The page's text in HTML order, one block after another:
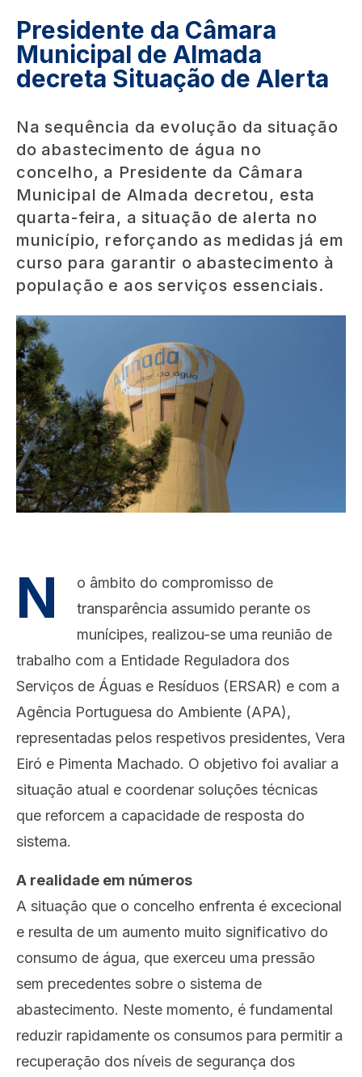
Presidente da Câmara
Municipal de Almada
decreta Situação de Alerta
Na sequência da evolução da situação
do abastecimento de água no
concelho, a Presidente da Câmara
Municipal de Almada decretou, esta
quarta-feira, a situação de alerta no
município, reforçando as medidas já em
curso para garantir o abastecimento à
população e aos serviços essenciais.
Image
N
o âmbito do compromisso de
transparência assumido perante os
munícipes, realizou-se uma reunião de
trabalho com a Entidade Reguladora dos
Serviços de Águas e Resíduos (ERSAR) e com a
Agência Portuguesa do Ambiente (APA),
representadas pelos respetivos presidentes, Vera
Eiró e Pimenta Machado. O objetivo foi avaliar a
situação atual e coordenar soluções técnicas
que reforcem a capacidade de resposta do
sistema.
A realidade em números
A situação que o concelho enfrenta é excecional
e resulta de um aumento muito significativo do
consumo de água, que exerceu uma pressão
sem precedentes sobre o sistema de
abastecimento. Neste momento, é fundamental
reduzir rapidamente os consumos para permitir a
recuperação dos níveis de segurança dos